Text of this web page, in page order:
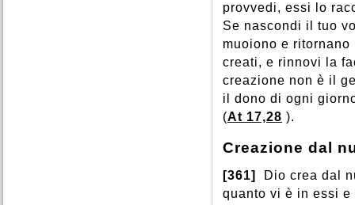
provvedi, essi lo
Se nascondi il tuo
muoiono e
creati, e rinnovi la
creazione non è il
il dono di ogni
(At 17,28 ).
Creazione dal
[361]
Dio crea dal
quanto vi è in essi